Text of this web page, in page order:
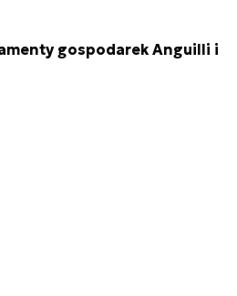
gospodarek Anguilli i